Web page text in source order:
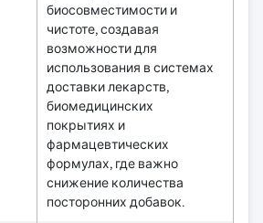
биосовместимости и
чистоте, создавая
возможности для
использования в системах
доставки лекарств,
биомедицинских
покрытиях и
фармацевтических
формулах, где важно
снижение количества
посторонних добавок.